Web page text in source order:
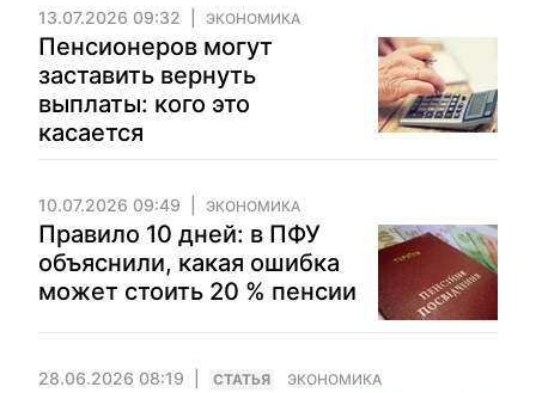
13.07.2026 09:32 ЭКОНОМИКА
Пенсионеров могут
заставить вернуть
выплаты: кого это
касается
10.07.2026 09:49 ЭКОНОМИКА
Правило 10 дней: в ПФУ
объяснили, какая ошибка
может стоить 20 % пенсии
28.06.2026 08:19 CТАТЬЯ ЭКОНОМИКА